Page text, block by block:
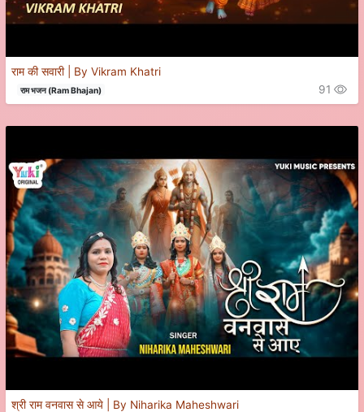
राम की सवारी | By Vikram Khatri
राम भजन (Ram Bhajan) 91
श्री राम वनवास से आये | By Niharika Maheshwari